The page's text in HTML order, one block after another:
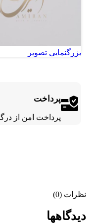
بزرگنمایی تصویر
پرداخت
پرداخت امن از
نظرات (0)
دیدگاهها